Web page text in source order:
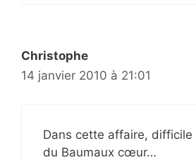
Christophe
14 janvier 2010 à 21:01
Dans cette affaire,
du Baumaux cœur…